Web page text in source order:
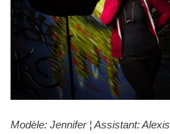
Modèle: Jennifer ¦ Assistant: Alexis